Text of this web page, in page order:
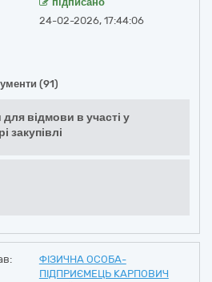
24-02-2026, 17:44:06
(91)
для відмови в участі у
закупівлі
ФІЗИЧНА ОСОБА-
ПІДПРИЄМЕЦЬ КАРПОВИЧ